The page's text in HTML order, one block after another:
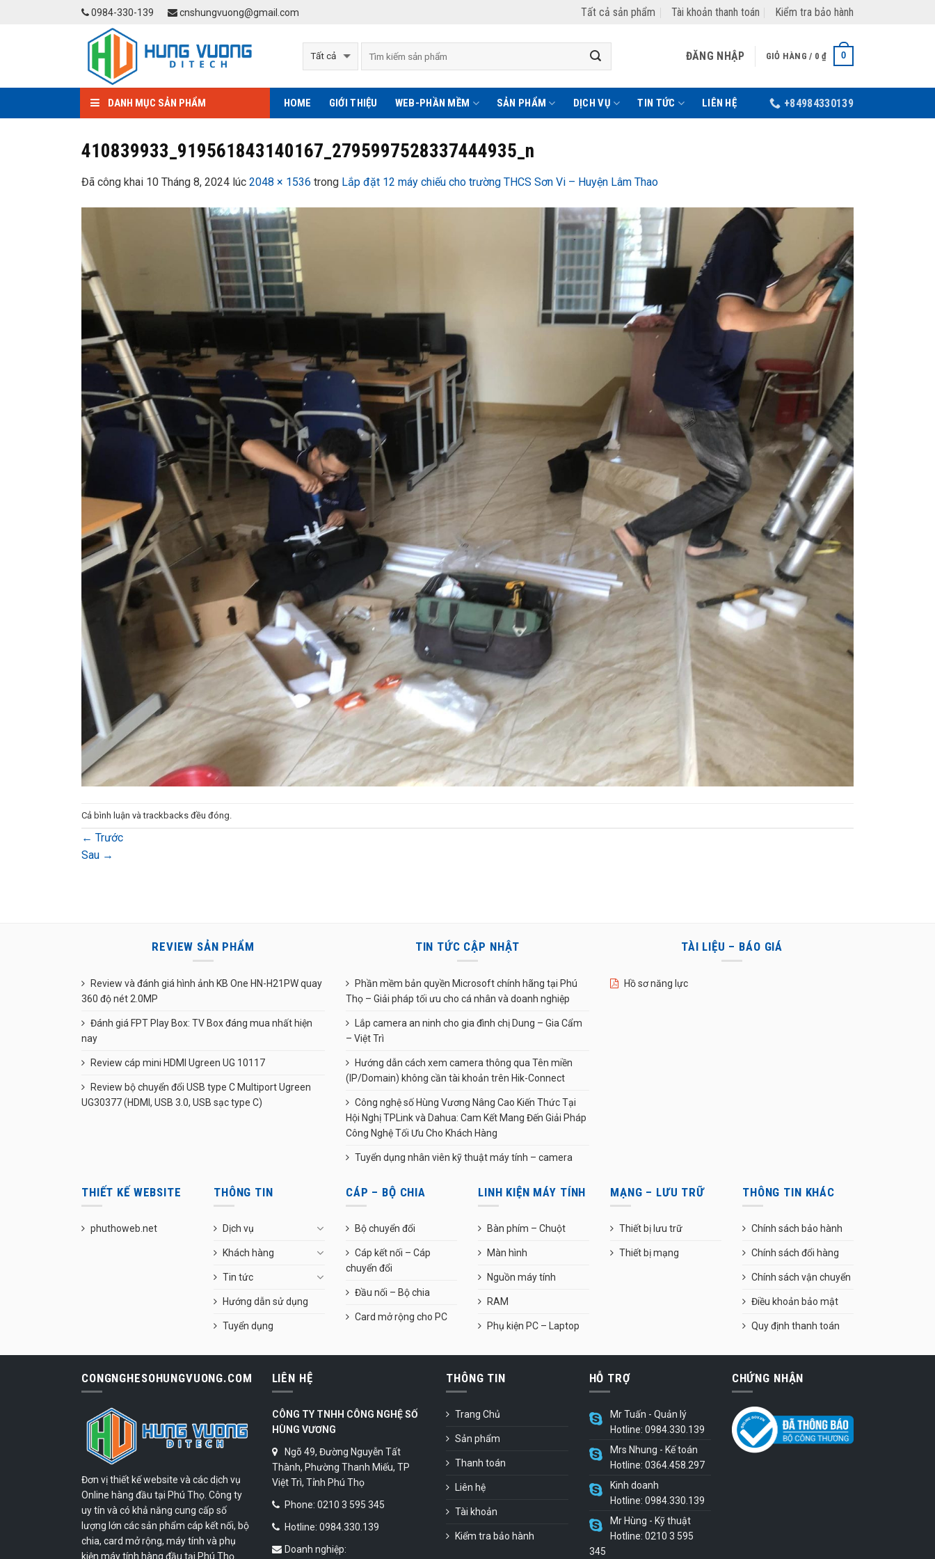
0984-330-139 cnshungvuong@gmail.com Tất cả sản phẩm Tài khoản thanh toán Kiểm tra bảo hành
ĐĂNG NHẬP GIỎ HÀNG / 0₫ 0
DANH MỤC SẢN PHẨM HOME GIỚI THIỆU WEB-PHẦN MỀM SẢN PHẨM DỊCH VỤ TIN TỨC LIÊN HỆ +84984330139
410839933_919561843140167_2795997528337444935_n
Đã công khai 10 Tháng 8, 2024 lúc 2048 × 1536 trong Lắp đặt 12 máy chiếu cho trường THCS Sơn Vi – Huyện Lâm Thao
Cả bình luận và trackbacks đều đóng.
← Trước
Sau →
REVIEW SẢN PHẨM
Review và đánh giá hình ảnh KB One HN-H21PW quay
360 độ nét 2.0MP
Đánh giá FPT Play Box: TV Box đáng mua nhất hiện
nay
Review cáp mini HDMI Ugreen UG 10117
Review bộ chuyển đổi USB type C Multiport Ugreen
UG30377 (HDMI, USB 3.0, USB sạc type C)
TIN TỨC CẬP NHẬT
Phần mềm bản quyền Microsoft chính hãng tại Phú
Thọ – Giải pháp tối ưu cho cá nhân và doanh nghiệp
Lắp camera an ninh cho gia đình chị Dung – Gia Cẩm
– Việt Trì
Hướng dẫn cách xem camera thông qua Tên miền
(IP/Domain) không cần tài khoản trên Hik-Connect
Công nghệ số Hùng Vương Nâng Cao Kiến Thức Tại
Hội Nghị TPLink và Dahua: Cam Kết Mang Đến Giải Pháp
Công Nghệ Tối Ưu Cho Khách Hàng
Tuyển dụng nhân viên kỹ thuật máy tính – camera
TÀI LIỆU – BÁO GIÁ
Hồ sơ năng lực
THIẾT KẾ WEBSITE
phuthoweb.net
THÔNG TIN
Dịch vụ
Khách hàng
Tin tức
Hướng dẫn sử dụng
Tuyển dụng
CÁP – BỘ CHIA
Bộ chuyển đổi
Cáp kết nối – Cáp
chuyển đổi
Đầu nối – Bộ chia
Card mở rộng cho PC
LINH KIỆN MÁY TÍNH
Bàn phím – Chuột
Màn hình
Nguồn máy tính
RAM
Phụ kiện PC – Laptop
MẠNG – LƯU TRỮ
Thiết bị lưu trữ
Thiết bị mạng
THÔNG TIN KHÁC
Chính sách bảo hành
Chính sách đổi hàng
Chính sách vận chuyển
Điều khoản bảo mật
Quy định thanh toán
CONGNGHESOHUNGVUONG.COM
Đơn vị thiết kế website và các dịch vụ
Online hàng đầu tại Phú Thọ. Công ty
uy tín và có khả năng cung cấp số
lượng lớn các sản phẩm cáp kết nối, bộ
chia, card mở rộng, máy tính và phụ
kiện máy tính hàng đầu tại Phú Thọ.
LIÊN HỆ
CÔNG TY TNHH CÔNG NGHỆ SỐ
HÙNG VƯƠNG
Ngõ 49, Đường Nguyễn Tất
Thành, Phường Thanh Miếu, TP
Việt Trì, Tỉnh Phú Thọ
Phone: 0210 3 595 345
Hotline: 0984.330.139
Doanh nghiệp:
THÔNG TIN
Trang Chủ
Sản phẩm
Thanh toán
Liên hệ
Tài khoản
Kiểm tra bảo hành
HỖ TRỢ
Mr Tuấn - Quản lý
Hotline: 0984.330.139
Mrs Nhung - Kế toán
Hotline: 0364.458.297
Kinh doanh
Hotline: 0984.330.139
Mr Hùng - Kỹ thuật
Hotline: 0210 3 595
345
CHỨNG NHẬN